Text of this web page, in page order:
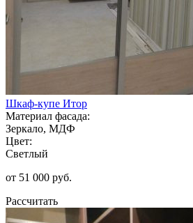
Шкаф-купе Итор
Материал фасада:
Зеркало, МДФ
Цвет:
Светлый
от 51 000 руб.
Рассчитать